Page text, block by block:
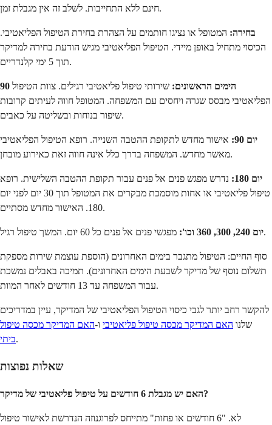
חינם ללא התחייבות. לשלב זה אין מגבלת זמן.
בחירה: המטופל או נציגו חותמים על הצהרת בחירת הטיפול הפליאטיבי.
הכיסוי מתחיל באופן מיידי. הטיפול הפליאטיבי מגיש הודעת בחירה למדיקר
תוך 5 ימי קלנדריים.
90 הימים הראשונים: שירותי טיפול פליאטיבי רגילים. צוות הטיפול
הפליאטיבי מבסס שגרה ויחסים עם המשפחה. המטופל חווה לעיתים קרובות
שיפור בנוחות ובשליטה על כאבים.
יום 90:
אישור מחדש לתקופת ההטבה השנייה. רופא הטיפול הפליאטיבי
מאשר מחדש. המשפחה בדרך כלל אינה חווה זאת כאירוע מובחן.
יום 180:
נדרש מפגש פנים אל פנים עבור תקופת ההטבה השלישית. רופא
טיפול פליאטיבי או אחות מוסמכת מבקרים את המטופל תוך 30 יום לפני יום
180. האישור מחדש מסתיים.
יום 240, 300, 360 וכו':מפגשי פנים אל פנים כל 60 יום. המשך טיפול רגיל.
סוף החיים: הטיפול מתגבר בימים האחרונים (הוספת עוצמת שירות מספקת
תשלום נוסף של מדיקר לשבעת הימים האחרונים). תמיכה באבלים נמשכת
עבור המשפחה עד 13 חודשים לאחר המוות.
להקשר רחב יותר לגבי כיסוי הטיפול הפליאטיבי של המדיקר, עיין במדריכים
שלנו האם המדיקר מכסה טיפול פליאטיבי ו-האם המדיקר מכסה טיפול
ביתי.
שאלות נפוצות
האם יש מגבלת 6 חודשים על טיפול פליאטיבי של מדיקר?
לא. "6 חודשים או פחות" מתייחס לפרוגנוזה הנדרשת לאישור טיפול